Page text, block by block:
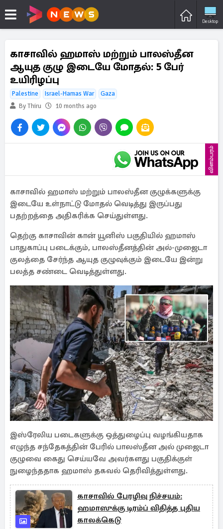
Desktop
காசாவில் ஹமாஸ் மற்றும் பாலஸ்தீன
ஆயுத குழு இடையே மோதல்: 5 பேர்
உயிரிழப்பு
Palestine Israel-Hamas War
Gaza
By Thiru
10 months ago
விளம்பரம்
காசாவில் ஹமாஸ் மற்றும் பாலஸ்தீன குழுக்களுக்கு
இடையே உள்நாட்டு மோதல் வெடித்து இருப்பது
பதற்றத்தை அதிகரிக்க செய்துள்ளது.
தெற்கு காசாவின் கான் யூனிஸ் பகுதியில் ஹமாஸ்
பாதுகாப்பு படைக்கும், பாலஸ்தீனத்தின் அல்-முஜைடா
குலத்தை சேர்ந்த ஆயுத குழுவுக்கும் இடையே இன்று
பலத்த சண்டை வெடித்துள்ளது.
இஸ்ரேலிய படைகளுக்கு ஒத்துழைப்பு வழங்கியதாக
எழுந்த சந்தேகத்தின் பேரில் பாலஸ்தீன அல் முஜைடா
குழுவை கைது செய்யவே அவர்களது பகுதிக்குள்
நுழைந்ததாக ஹமாஸ் தகவல் தெரிவித்துள்ளது.
காசாவில் பேரழிவு நிச்சயம்:
ஹமாஸுக்கு டிரம்ப் விதித்த புதிய
காலக்கெடு